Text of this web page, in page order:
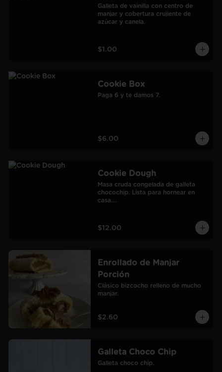
Galleta de vainilla con centro de
manjar y cobertura crujiente de
azúcar y canela.
$1.00
Cookie Box
Paga 6 y te damos 7.
$6.00
Cookie Dough
Masa cruda congelada de galleta
chocochip. Lista para hornear en
casa.
60 galletas pequeñas.
$12.00
Enrollado de Manjar
Porción
Clásico bizcocho relleno de mucho
manjar.
$2.60
Galleta Choco Chip
Galleta choco chip.